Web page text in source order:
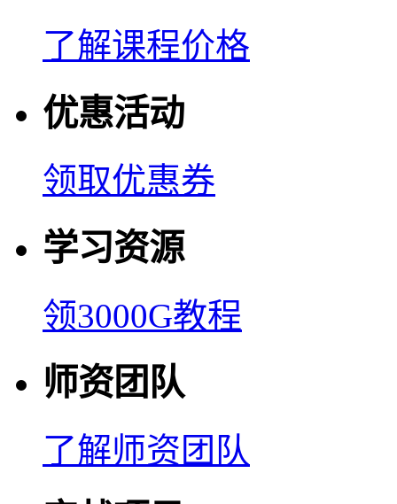
了解课程价格
优惠活动
领取优惠券
学习资源
领3000G教程
师资团队
了解师资团队